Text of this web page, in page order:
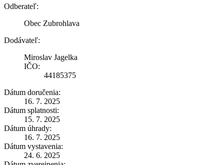
Odberateľ:
Obec Zubrohlava
Dodávateľ:
Miroslav Jagelka
IČO:
44185375
Dátum doručenia:
16. 7. 2025
Dátum splatnosti:
15. 7. 2025
Dátum úhrady:
16. 7. 2025
Dátum vystavenia:
24. 6. 2025